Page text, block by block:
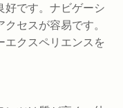
好です。ナビゲーシ
セスが容易です。
エクスペリエンスを